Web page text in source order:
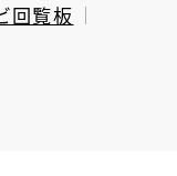
回覧板